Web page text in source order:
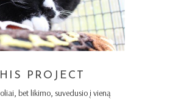
PROJECT
bet likimo, suvedusio į vieną